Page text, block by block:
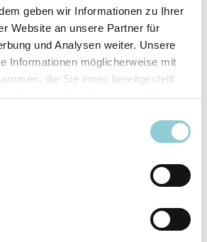
geben wir Informationen zu Ihrer
Website an unsere Partner für
und Analysen weiter. Unsere
Informationen möglicherweise mit
die Sie ihnen bereitgestellt
Rahmen Ihrer Nutzung der Dienste
N Line
sofort
SUV/​Geländewagen/​
Pickup
110 kW (150 PS)